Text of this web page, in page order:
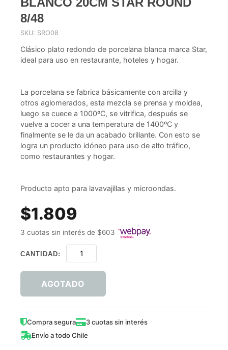
8/48
SKU: SRO08
Clásico plato redondo de porcelana blanca marca Star,
ideal para uso en restaurante, hoteles y hogar.
La porcelana se fabrica básicamente con arcilla y
otros aglomerados, esta mezcla se prensa y moldea,
luego se cuece a 1000ºC, se vitrifica, después se
vuelve a cocer a una temperatura de 1400ºC y
finalmente se le da un acabado brillante. Con esto se
logra un producto idóneo para uso de alto tráfico,
como restaurantes y hogar.
Producto apto para lavavajillas y microondas.
$1.809
3 cuotas sin interés de $603
CANTIDAD:
AGOTADO
Compra segura
3 cuotas sin interés
Envío a todo Chile